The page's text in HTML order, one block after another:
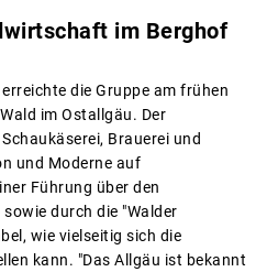
im Berghof
die Gruppe am frühen
im Ostallgäu. Der
Brauerei und
und Moderne auf
Führung über den
durch die "Walder
wie vielseitig sich die
kann. "Das Allgäu ist bekannt